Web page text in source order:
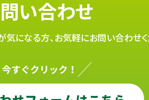
い合わせ
になる方、お気軽にお問い合わせく